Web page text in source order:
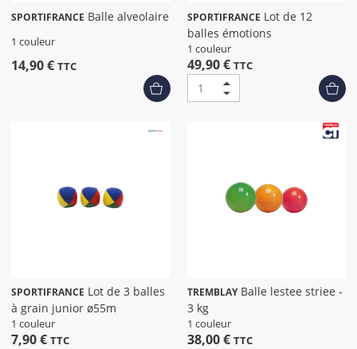
SPORTIFRANCE Balle alveolaire
1 couleur
14,90 € TTC
SPORTIFRANCE
balles émotions
1 couleur
49,90 € TTC
SPORTIFRANCE
à grain junior ø55m
1 couleur
7,90 € TTC
TREMBLAYBalle lestee striee -
3 kg
1 couleur
38,00 € TTC